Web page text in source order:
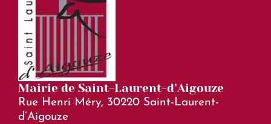
Mairie de Saint-Laurent-d’Aigouze
Rue Henri Méry, 30220 Saint-Laurent-
d’Aigouze